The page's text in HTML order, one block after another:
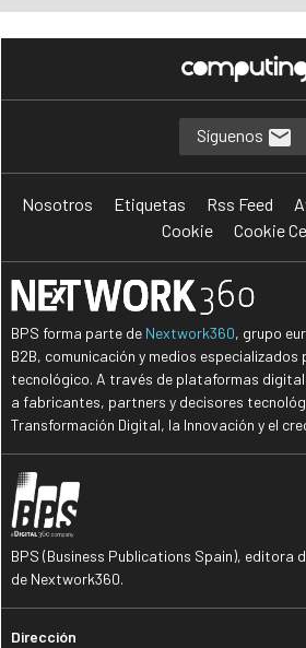
Síguenos
Nosotros Etiquetas Rss Feed
Cookie
Cookie
BPS forma parte de Nextwork360, grupo
B2B, comunicación y medios especializados
tecnológico. A través de plataformas
a fabricantes, partners y decisores
Transformación Digital, la Innovación y el
BPS (Business Publications Spain), editora
de Nextwork360.
Dirección